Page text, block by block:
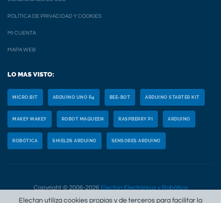
POLÍTICA DE PRIVACIDAD Y COOKIES
MI CUENTA
MAPA WEB
LO MAS VISTO:
MICRO:BIT ARDUINO UNO R4 BEE-BOT ARDUINO STARTER KIT
MAKEY MAKEY ROBOT MAQUEEN RASPBERRY PI ARDUINO
ROBÓTICA SHIELDS ARDUINO SENSORES ARDUINO
Copyright © 2006-2026 Electan Electrónica y Robótica
Electan utiliza cookies propias y de terceros para facilitar la